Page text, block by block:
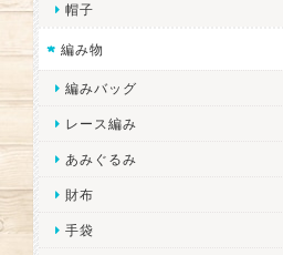
帽子
編み物
編みバッグ
レース編み
あみぐるみ
財布
手袋